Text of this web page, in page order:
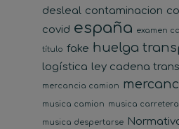
desleal contaminacion
covid españa examen
título fake huelga
logística ley cadena
mercancia camion
musica camion musica carretera
musica despertarse